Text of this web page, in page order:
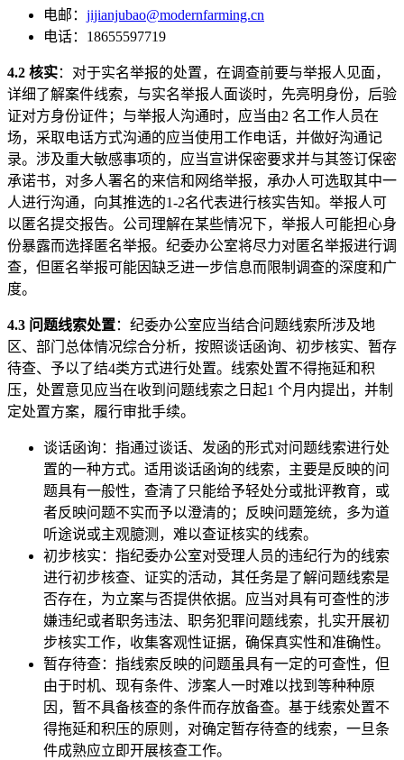
电邮： jijianjubao@modernfarming.cn
电话：18655597719
4.2 核实：对于实名举报的处置，在调查前要与举报人见面，
详细了解案件线索，与实名举报人面谈时，先亮明身份，后验
证对方身份证件；与举报人沟通时，应当由2 名工作人员在
场，采取电话方式沟通的应当使用工作电话，并做好沟通记
录。涉及重大敏感事项的，应当宣讲保密要求并与其签订保密
承诺书，对多人署名的来信和网络举报，承办人可选取其中一
人进行沟通，向其推选的1-2名代表进行核实告知。举报人可
以匿名提交报告。公司理解在某些情况下，举报人可能担心身
份暴露而选择匿名举报。纪委办公室将尽力对匿名举报进行调
查，但匿名举报可能因缺乏进一步信息而限制调查的深度和广
度。
4.3 问题线索处置：纪委办公室应当结合问题线索所涉及地
区、部门总体情况综合分析，按照谈话函询、初步核实、暂存
待查、予以了结4类方式进行处置。线索处置不得拖延和积
压，处置意见应当在收到问题线索之日起1 个月内提出，并制
定处置方案，履行审批手续。
谈话函询：指通过谈话、发函的形式对问题线索进行处
置的一种方式。适用谈话函询的线索，主要是反映的问
题具有一般性，查清了只能给予轻处分或批评教育，或
者反映问题不实而予以澄清的；反映问题笼统，多为道
听途说或主观臆测，难以查证核实的线索。
初步核实：指纪委办公室对受理人员的违纪行为的线索
进行初步核查、证实的活动，其任务是了解问题线索是
否存在，为立案与否提供依据。应当对具有可查性的涉
嫌违纪或者职务违法、职务犯罪问题线索，扎实开展初
步核实工作，收集客观性证据，确保真实性和准确性。
暂存待查：指线索反映的问题虽具有一定的可查性，但
由于时机、现有条件、涉案人一时难以找到等种种原
因，暂不具备核查的条件而存放备查。基于线索处置不
得拖延和积压的原则，对确定暂存待查的线索，一旦条
件成熟应立即开展核查工作。